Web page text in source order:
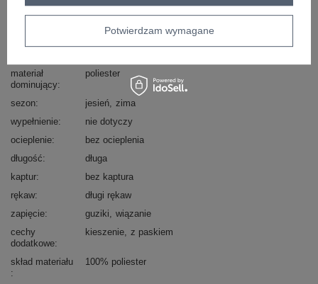
styl
casual
codzienne
do pracy
materiał
dominujący
poliester
sezon jesień
zima
wypełnienie
nie dotyczy
ocieplenie
bez ocieplenia
długość
długa
kaptur
bez kaptura
rękaw
długi rękaw
zapięcie
guziki
wiązanie
cechy
dodatkowe
kieszenie z paskiem
skład materiału 100% poliester
Potwierdzam wymagane